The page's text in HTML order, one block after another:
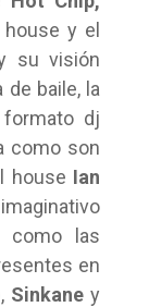
y el
su visión
baile, la
formato dj
como son
house Ian
las
en
, Sinkane y